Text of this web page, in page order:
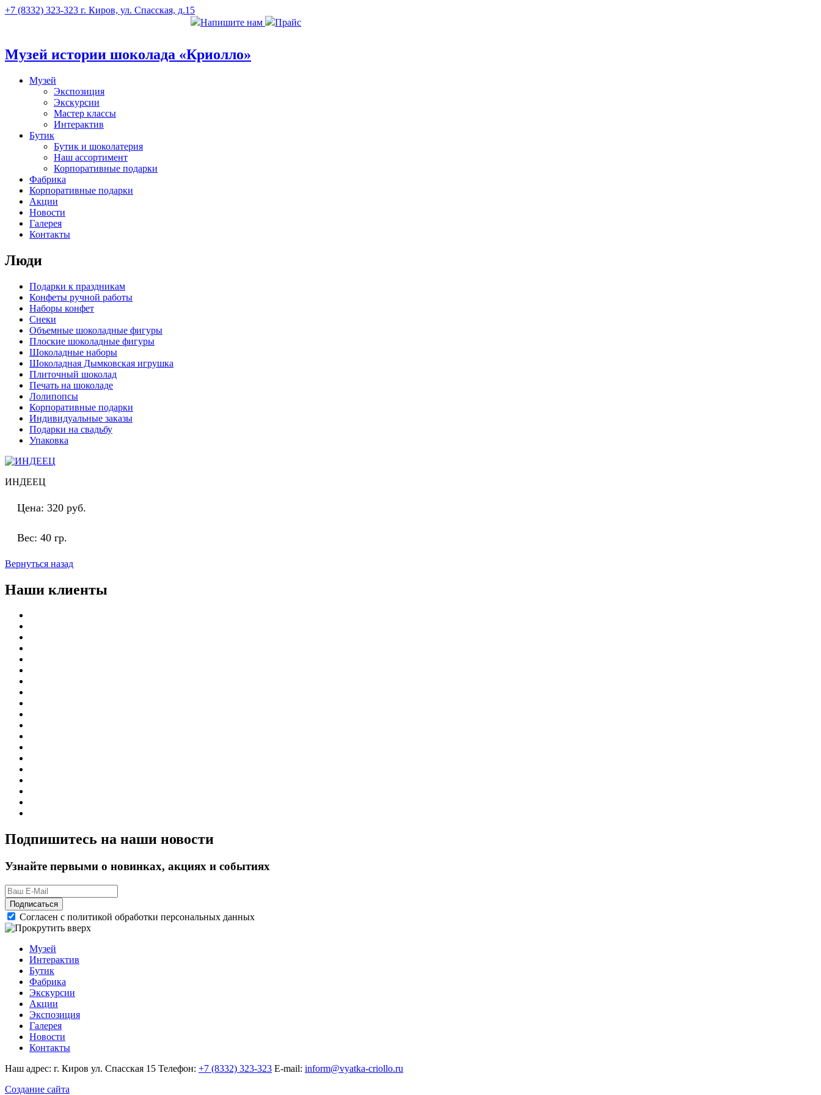
+7 (8332) 323-323 г. Киров, ул. Спасская, д.15
Напишите нам
Прайс
Музей истории шоколада «Криолло»
Музей
Экспозиция
Экскурсии
Мастер классы
Интерактив
Бутик
Бутик и шоколатерия
Наш ассортимент
Корпоративные подарки
Фабрика
Корпоративные подарки
Акции
Новости
Галерея
Контакты
Люди
Подарки к праздникам
Конфеты ручной работы
Наборы конфет
Снеки
Объемные шоколадные фигуры
Плоские шоколадные фигуры
Шоколадные наборы
Шоколадная Дымковская игрушка
Плиточный шоколад
Печать на шоколаде
Лолипопсы
Корпоративные подарки
Индивидуальные заказы
Подарки на свадьбу
Упаковка
ИНДЕЕЦ
Цена: 320 руб.
Вес: 40 гр.
Вернуться назад
Наши клиенты
Подпишитесь на наши новости
Узнайте первыми о новинках, акциях и событиях
Подписаться
Согласен с политикой обработки персональных данных
Музей
Интерактив
Бутик
Фабрика
Экскурсии
Акции
Экспозиция
Галерея
Новости
Контакты
Наш адрес: г. Киров ул. Спасская 15 Телефон: +7 (8332) 323-323 E-mail: inform@vyatka-criollo.ru
Создание сайта